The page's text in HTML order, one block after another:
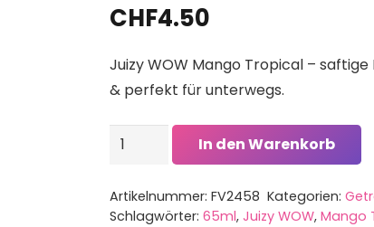
CHF4.50
Juizy WOW Mango Tropical –
& perfekt für unterwegs.
Juizy
Sirup
Mango
In den Warenkorb
Artikelnummer: FV2458 Kategorien:
Schlagwörter: 65ml, Juizy WOW, Mango